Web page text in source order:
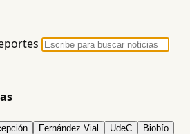
Fernández Vial UdeC Biobío